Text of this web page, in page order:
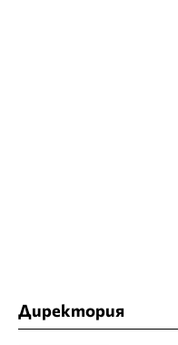
Директория